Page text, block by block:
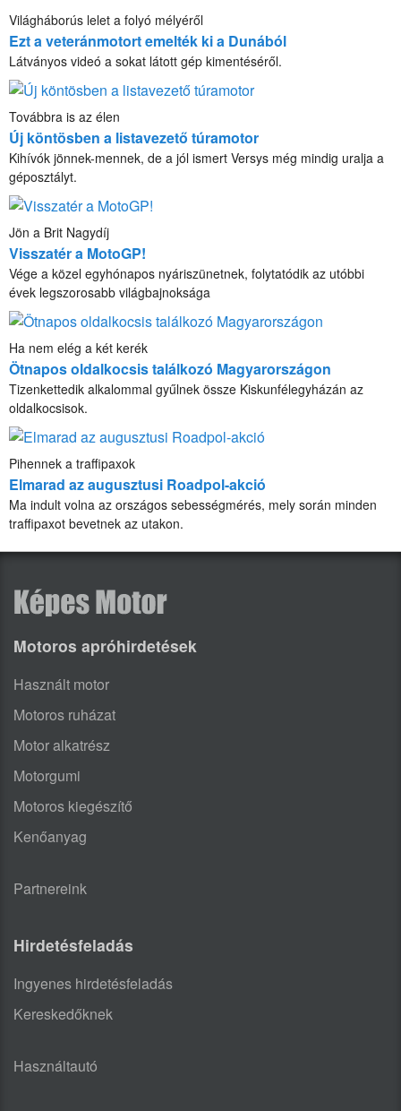
Világháborús lelet a folyó mélyéről
Ezt a veteránmotort emelték ki a Dunából
Látványos videó a sokat látott gép kimentéséről.
Továbbra is az élen
Új köntösben a listavezető túramotor
Kihívók jönnek-mennek, de a jól ismert Versys még mindig uralja a
géposztályt.
Jön a Brit Nagydíj
Visszatér a MotoGP!
Vége a közel egyhónapos nyáriszünetnek, folytatódik az utóbbi
évek legszorosabb világbajnoksága
Ha nem elég a két kerék
Ötnapos oldalkocsis találkozó Magyarországon
Tizenkettedik alkalommal gyűlnek össze Kiskunfélegyházán az
oldalkocsisok.
Pihennek a traffipaxok
Elmarad az augusztusi Roadpol-akció
Ma indult volna az országos sebességmérés, mely során minden
traffipaxot bevetnek az utakon.
Motoros apróhirdetések
Használt motor
Motoros ruházat
Motor alkatrész
Motorgumi
Motoros kiegészítő
Kenőanyag
Partnereink
Hirdetésfeladás
Ingyenes hirdetésfeladás
Kereskedőknek
Használtautó